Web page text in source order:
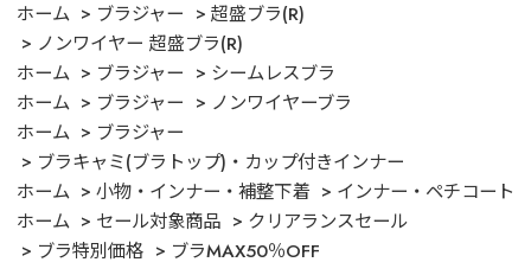
ホーム
ブラジャー
超盛ブラ(R)
ノンワイヤー 超盛ブラ(R)
ホーム
ブラジャー
シームレスブラ
ホーム
ブラジャー
ノンワイヤーブラ
ホーム
ブラジャー
ブラキャミ(ブラトップ)・カップ付きインナー
ホーム
小物・インナー・補整下着
インナー・ペチコート
ホーム
セール対象商品
クリアランスセール
ブラ特別価格
ブラMAX50％OFF